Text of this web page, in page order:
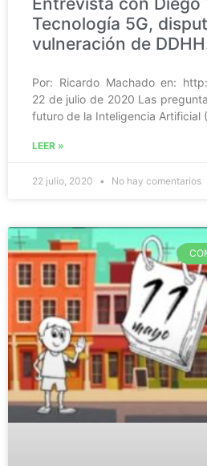
Tecnología 5G,
vulneración de
Por: Ricardo Machado en:
22 de julio de 2020 Las
futuro de la Inteligencia Artificial
LEER »
22 julio, 2020 No hay comentarios